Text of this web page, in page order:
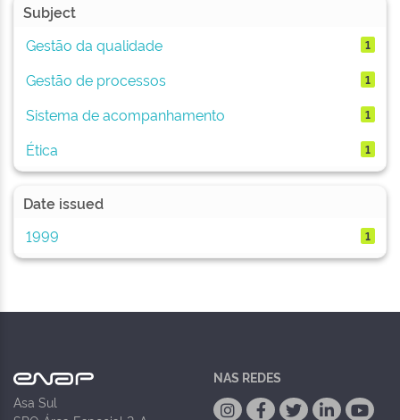
Subject
Gestão da qualidade
1
Gestão de processos 1
Sistema de acompanhamento 1
Ética 1
Date issued
1999
1
Asa Sul
NAS REDES